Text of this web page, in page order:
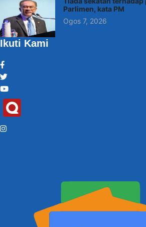
Parlimen, kata PM
Ogos 7, 2026
Ikuti Kami